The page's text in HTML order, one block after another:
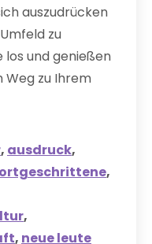
auszudrücken
zu
los und genießen
Weg zu Ihrem
, ausdruck,
,
,
, neue leute